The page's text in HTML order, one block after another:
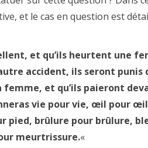
et le cas en question est
et qu’ils heurtent une
accident, ils seront punis
et qu’ils paieront
vie pour vie, œil pour
pied, brûlure pour brûlure,
meurtrissure.«